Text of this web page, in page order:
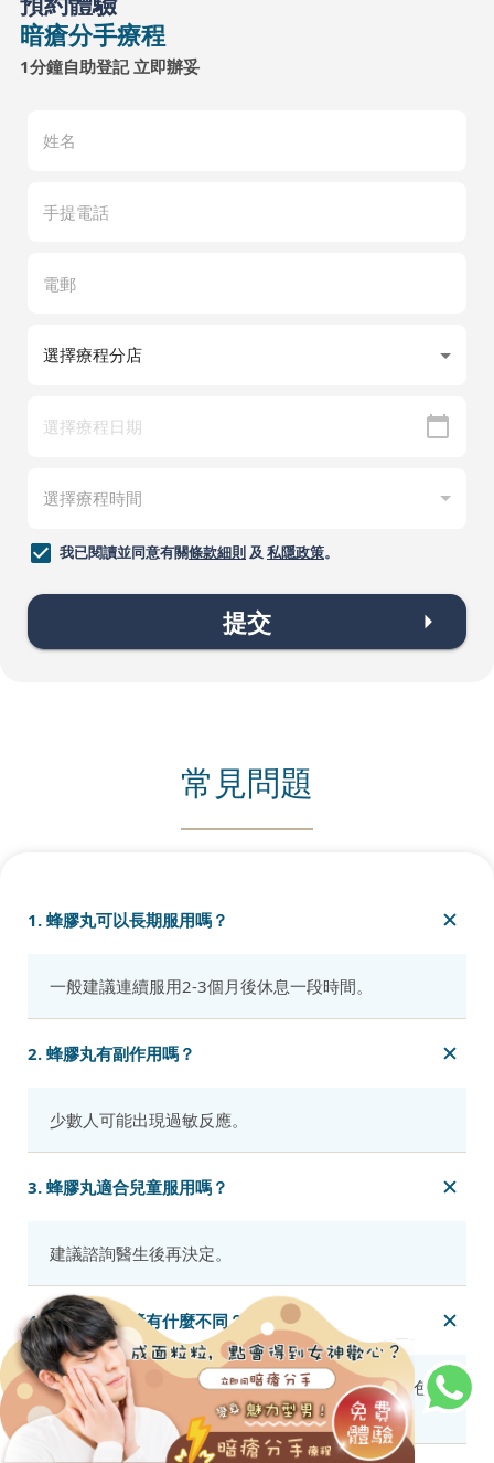
暗瘡分手療程
1分鐘自助登記 立即辦妥
我已閱讀並同意有關條款細則及 私隱政策。
提交
常見問題
1. 蜂膠丸可以長期服用嗎？
一般建議連續服用2-3個月後休息一段時間。
2. 蜂膠丸有副作用嗎？
少數人可能出現過敏反應。
3. 蜂膠丸適合兒童服用嗎？
建議諮詢醫生後再決定。
4. 蜂膠和蜂皇漿有什麼不同？
蜂膠主要成分是樹脂，蜂皇漿則是蜜蜂分泌的乳白色
物質。